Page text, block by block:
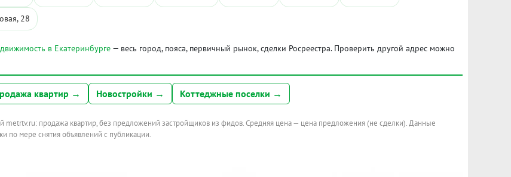
28
в Екатеринбурге — весь город, пояса, первичный рынок, сделки Росреестра. Проверить другой адрес можно
квартир → Новостройки → Коттеджные поселки →
metrtv.ru: продажа квартир, без предложений застройщиков из фидов. Средняя цена — цена предложения (не сделки). Данные
по мере снятия объявлений с публикации.